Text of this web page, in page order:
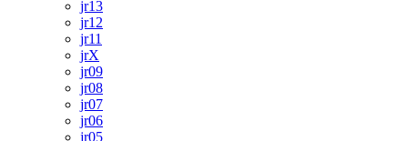
jr13
jr12
jr11
jrX
jr09
jr08
jr07
jr06
jr05